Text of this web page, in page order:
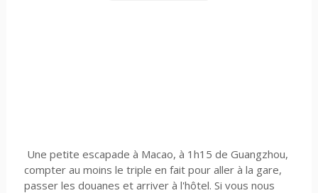
Une petite escapade à Macao, à 1h15 de Guangzhou,
compter au moins le triple en fait pour aller à la gare,
passer les douanes et arriver à l'hôtel. Si vous nous